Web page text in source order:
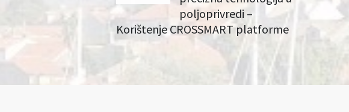
poljoprivredi –
Korištenje CROSSMART platforme